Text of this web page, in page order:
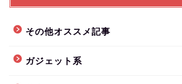
その他オススメ記事
ガジェット系